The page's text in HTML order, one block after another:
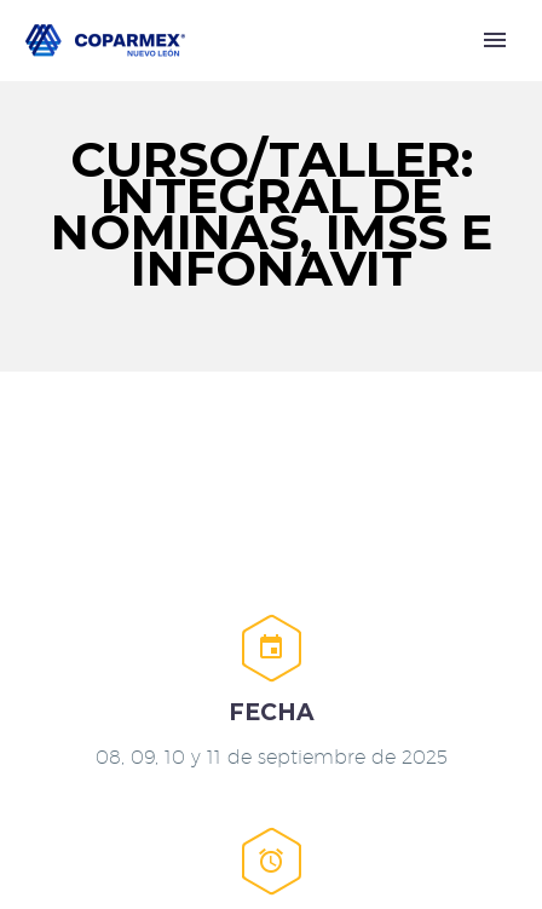
CURSO/TALLER:
INTEGRAL DE
NÓMINAS, IMSS E
INFONAVIT


FECHA
08, 09, 10 y 11 de septiembre de 2025

